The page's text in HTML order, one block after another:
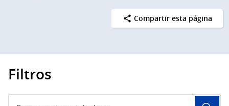
Compartir esta página
Filtros